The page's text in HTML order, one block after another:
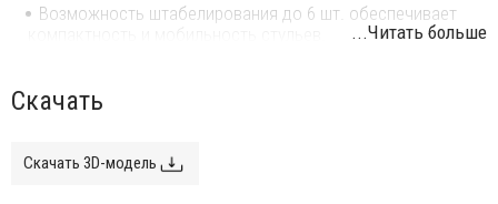
Возможность штабелирования до 6 шт. обеспечивает
внутреннем интерьере кафе, ресторанов.
...Читать больше
Скачать
Скачать 3D-модель